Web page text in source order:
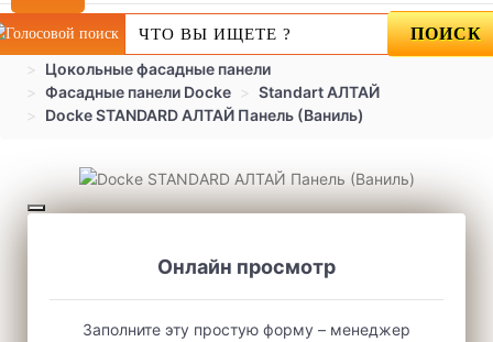
ПОИСК
Фасадные материалы
Цокольные фасадные панели
Фасадные панели Docke
Standart АЛТАЙ
Docke STANDARD АЛТАЙ Панель (Ваниль)
Онлайн просмотр
Заполните эту простую форму – менеджер